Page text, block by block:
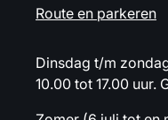
Route en parkeren
Dinsdag t/m
10.00 tot 17.00 uur.